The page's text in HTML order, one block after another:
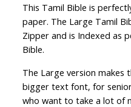
This Tamil Bible is
paper. The Large Tamil
Zipper and is Indexed as
Bible.
The Large version
bigger text font, for
who want to take a lot of